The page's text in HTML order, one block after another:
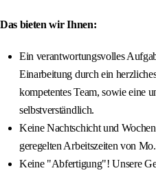
Das bieten wir Ihnen:
Ein verantwortungsvolles
Einarbeitung durch ein
kompetentes Team, sowie eine
selbstverständlich.
Keine Nachtschicht und
geregelten Arbeitszeiten von
Keine "Abfertigung"! Unsere